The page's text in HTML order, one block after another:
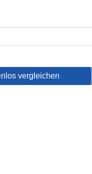
vergleichen